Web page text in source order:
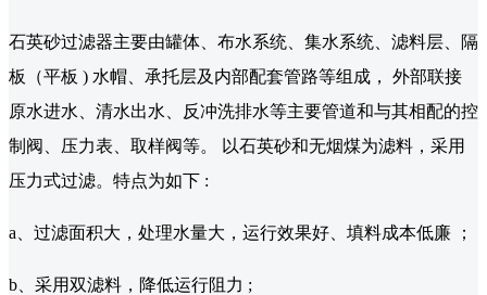
石英砂过滤器主要由罐体、布水系统、集水系统、滤料层、隔
板（平板 ) 水帽、承托层及内部配套管路等组成， 外部联接
原水进水、清水出水、反冲洗排水等主要管道和与其相配的控
制阀、压力表、取样阀等。 以石英砂和无烟煤为滤料，采用
压力式过滤。特点为如下 :
a、过滤面积大，处理水量大，运行效果好、填料成本低廉 ；
b、采用双滤料，降低运行阻力 ;